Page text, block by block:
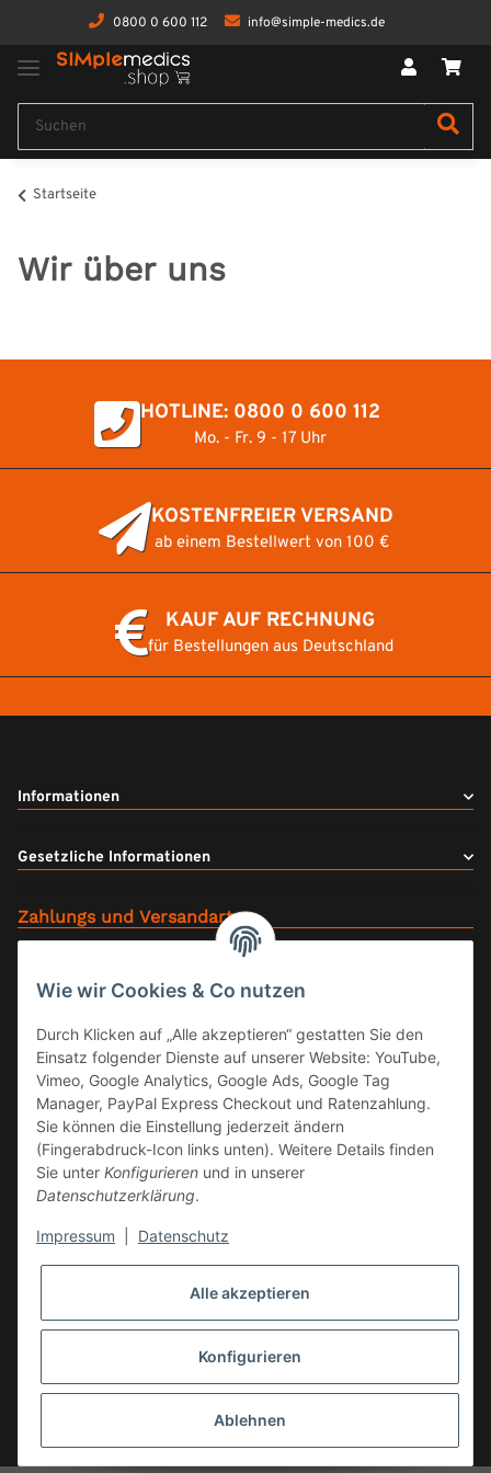
0800 0 600 112 info@simple-medics.de
Startseite
Wir über uns
HOTLINE: 0800 0 600 112
Mo. - Fr. 9 - 17 Uhr
KOSTENFREIER VERSAND
ab einem Bestellwert von 100 €
KAUF AUF RECHNUNG
für Bestellungen aus Deutschland
Informationen
Gesetzliche Informationen
Zahlungs und Versandarten
Offizieller Fachhandel
Kundenbewertungen
* Alle Preise zzgl. gesetzlicher USt. Verkauf nur an Unternehmer,
Gewerbetreibende, Freiberufler, Vereine und öffentliche Institutionen. Kein
Wie wir Cookies & Co nutzen
Durch Klicken auf „Alle akzeptieren“ gestatten Sie den
Einsatz folgender Dienste auf unserer Website: YouTube,
Vimeo, Google Analytics, Google Ads, Google Tag
Manager, PayPal Express Checkout und Ratenzahlung.
Sie können die Einstellung jederzeit ändern
(Fingerabdruck-Icon links unten). Weitere Details finden
Sie unter Konfigurieren und in unserer
Datenschutzerklärung.
Impressum Datenschutz
Alle akzeptieren
Konfigurieren
Ablehnen